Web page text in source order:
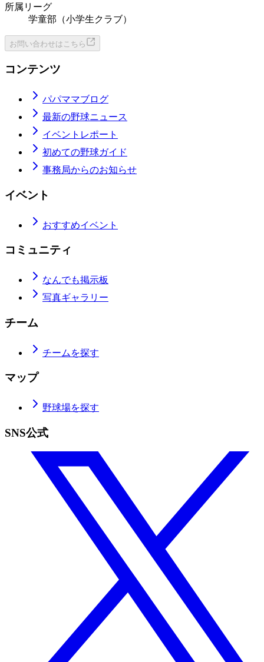
所属リーグ
学童部（小学生クラブ）
お問い合わせはこちら
コンテンツ
パパママブログ
最新の野球ニュース
イベントレポート
初めての野球ガイド
事務局からのお知らせ
イベント
おすすめイベント
コミュニティ
なんでも掲示板
写真ギャラリー
チーム
チームを探す
マップ
野球場を探す
SNS公式